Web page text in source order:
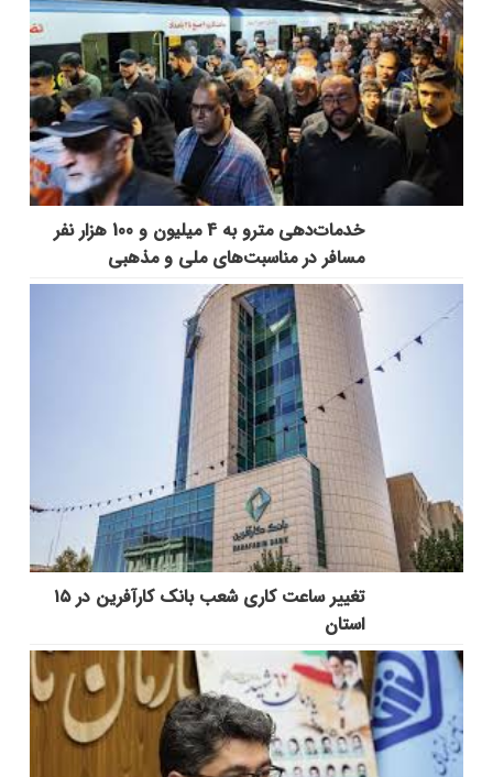
خدمات‌دهي مترو به 4 ميليون و 100 هزار نفر
مسافر در مناسبت‌هاي ملي و مذهبي
تغییر ساعت کاری شعب بانک کارآفرین در ۱۵
استان